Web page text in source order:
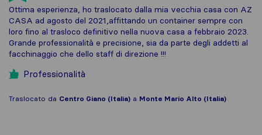
Ottima esperienza, ho traslocato dalla mia vecchia casa con AZ
CASA ad agosto del 2021,affittando un container sempre con
loro fino al trasloco definitivo nella nuova casa a febbraio 2023.
Grande professionalità e precisione, sia da parte degli addetti al
facchinaggio che dello staff di direzione !!!
Professionalità
Traslocato da Centro Giano (Italia) a Monte Mario Alto (Italia)